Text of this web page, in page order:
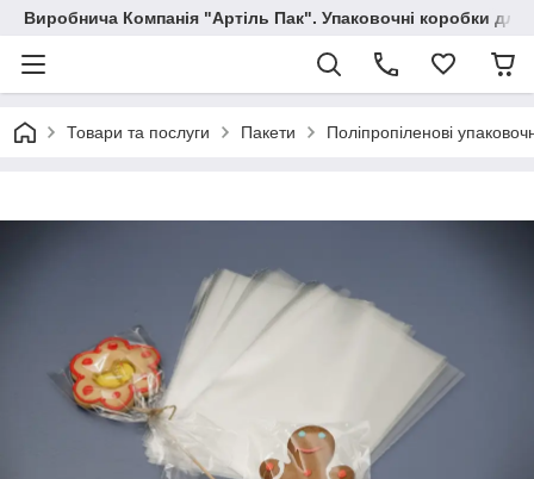
Виробнича Компанія "Артіль Пак". Упаковочні коробки для
Товари та послуги Пакети Поліпропіленові